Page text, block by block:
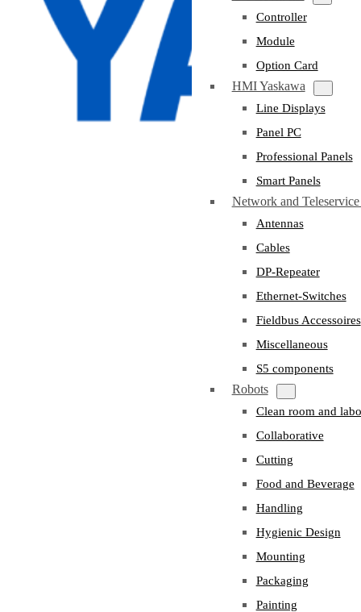
Controller
Module
Option Card
HMI Yaskawa
Line Displays
Panel PC
Professional Panels
Smart Panels
Network and
Antennas
Cables
DP-Repeater
Ethernet-Switches
Fieldbus Accessoires
Miscellaneous
S5 components
Robots
Clean room and
Collaborative
Cutting
Food and Beverage
Handling
Hygienic Design
Mounting
Packaging
Painting